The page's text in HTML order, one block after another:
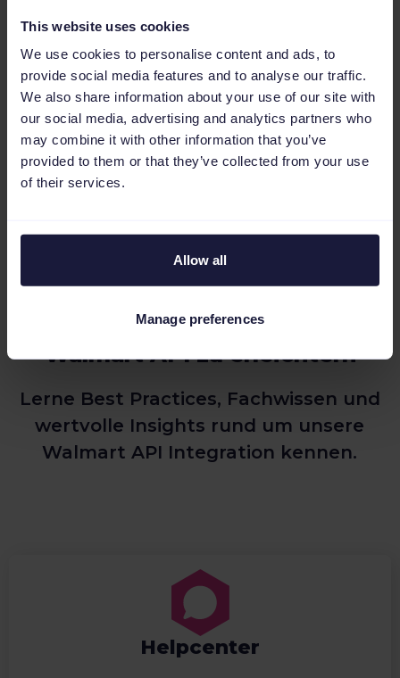
This website uses cookies
We use cookies to personalise content and ads, to
provide social media features and to analyse our traffic.
We also share information about your use of our site with
our social media, advertising and analytics partners who
may combine it with other information that you’ve
provided to them or that they’ve collected from your use
of their services.
Allow all
Manage preferences
um dir den Start mit der
Walmart API zu erleichtern
Lerne Best Practices, Fachwissen und
wertvolle Insights rund um unsere
Walmart API Integration kennen.
Helpcenter